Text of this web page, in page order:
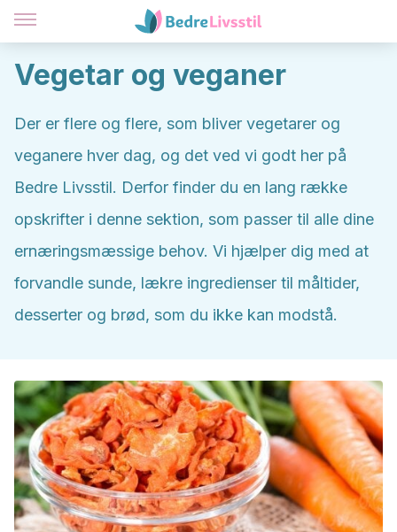
Vegetar og veganer
Der er flere og flere, som bliver vegetarer og
veganere hver dag, og det ved vi godt her på
Bedre Livsstil. Derfor finder du en lang række
opskrifter i denne sektion, som passer til alle dine
ernæringsmæssige behov. Vi hjælper dig med at
forvandle sunde, lækre ingredienser til måltider,
desserter og brød, som du ikke kan modstå.